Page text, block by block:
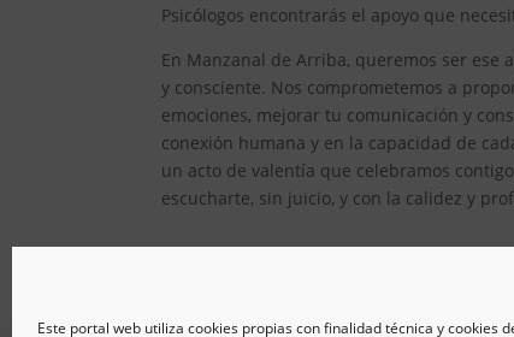
Este portal web utiliza cookies propias con finalidad técnica y cookies
Psicólogos encontrarás el apoyo que
En Manzanal de Arriba, queremos ser
y consciente. Nos comprometemos a
emociones, mejorar tu comunicación y
conexión humana y en la capacidad de
un acto de valentía que celebramos
escucharte, sin juicio, y con la calidez y